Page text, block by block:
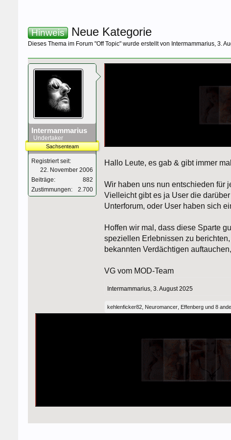
Hinweis Neue Kategorie
Dieses Thema im Forum "Off Topic" wurde erstellt von Intermammarius, 3.
Intermammarius
Undertaker
Sachsenteam
Registriert seit:
22. November 2006
Beiträge:
882
Zustimmungen:
2.700
Hallo Leute, es gab & gibt immer
Wir haben uns nun entschieden für
Vielleicht gibt es ja User die
Unterforum, oder User haben sich
Hoffen wir mal, dass diese Sparte
speziellen Erlebnissen zu
bekannten Verdächtigen
VG vom MOD-Team
Intermammarius, 3. August 2025
kehlenficker82 Neuromancer Effenberg und 8